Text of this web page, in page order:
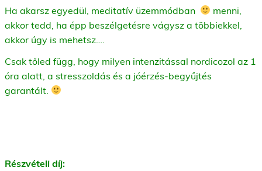
Ha akarsz egyedül, meditatív üzemmódban
menni,
akkor tedd, ha épp beszélgetésre vágysz a többiekkel,
akkor úgy is mehetsz….
Csak tőled függ, hogy milyen intenzitással nordicozol az 1
óra alatt, a stresszoldás és a jóérzés-begyűjtés
garantált.
Részvételi díj: